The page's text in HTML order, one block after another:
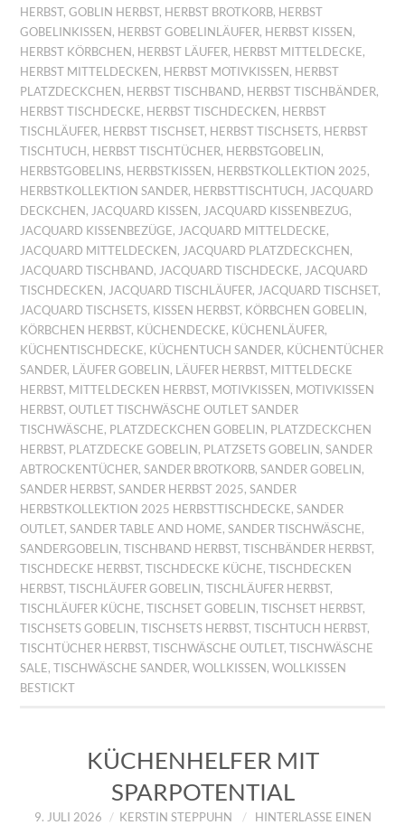
HERBST,GOBLIN HERBST, HERBST BROTKORB, HERBST
GOBELINKISSEN , HERBST GOBELINLÄUFER, HERBST KISSEN ,
HERBST KÖRBCHEN , HERBST LÄUFER, HERBST MITTELDECKE,
HERBST MITTELDECKEN , HERBST MOTIVKISSEN , HERBST
PLATZDECKCHEN , HERBST TISCHBAND, HERBST TISCHBÄNDER,
HERBST TISCHDECKE, HERBST TISCHDECKEN , HERBST
TISCHLÄUFER, HERBST TISCHSET, HERBST TISCHSETS, HERBST
TISCHTUCH , HERBST TISCHTÜCHER, HERBSTGOBELIN ,
HERBSTGOBELINS, HERBSTKISSEN , HERBSTKOLLEKTION 2025,
HERBSTKOLLEKTION SANDER, HERBSTTISCHTUCH , JACQUARD
DECKCHEN , JACQUARD KISSEN , JACQUARD KISSENBEZUG,
JACQUARD KISSENBEZÜGE, JACQUARD MITTELDECKE,
JACQUARD MITTELDECKEN , JACQUARD PLATZDECKCHEN ,
JACQUARD TISCHBAND, JACQUARD TISCHDECKE, JACQUARD
TISCHDECKEN , JACQUARD TISCHLÄUFER, JACQUARD TISCHSET,
JACQUARD TISCHSETS, KISSEN HERBST, KÖRBCHEN GOBELIN ,
KÖRBCHEN HERBST, KÜCHENDECKE, KÜCHENLÄUFER,
KÜCHENTISCHDECKE, KÜCHENTUCH SANDER, KÜCHENTÜCHER
SANDER, LÄUFER GOBELIN , LÄUFER HERBST, MITTELDECKE
HERBST, MITTELDECKEN HERBST, MOTIVKISSEN , MOTIVKISSEN
HERBST,OUTLET TISCHWÄSCHE OUTLET SANDER
TISCHWÄSCHE, PLATZDECKCHEN GOBELIN , PLATZDECKCHEN
HERBST, PLATZDECKE GOBELIN , PLATZSETS GOBELIN ,SANDER
ABTROCKENTÜCHER,SANDER BROTKORB,SANDER GOBELIN ,
SANDER HERBST,SANDER HERBST 2025,SANDER
HERBSTKOLLEKTION 2025 HERBSTTISCHDECKE,SANDER
OUTLET,SANDER TABLE AND HOME,SANDER TISCHWÄSCHE,
SANDERGOBELIN ,TISCHBAND HERBST,TISCHBÄNDER HERBST,
TISCHDECKE HERBST,TISCHDECKE KÜCHE,TISCHDECKEN
HERBST,TISCHLÄUFER GOBELIN ,TISCHLÄUFER HERBST,
TISCHLÄUFER KÜCHE,TISCHSET GOBELIN ,TISCHSET HERBST,
TISCHSETS GOBELIN ,TISCHSETS HERBST,TISCHTUCH HERBST,
TISCHTÜCHER HERBST,TISCHWÄSCHE OUTLET,TISCHWÄSCHE
SALE,TISCHWÄSCHE SANDER,WOLLKISSEN ,WOLLKISSEN
BESTICKT
KÜCHENHELFER MIT
SPARPOTENTIAL
9. JULI 2026 KERSTIN STEPPUHN
HINTERLASSE EINEN